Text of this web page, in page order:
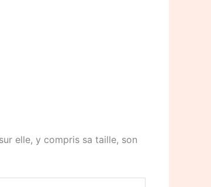
elle, y compris sa taille, son